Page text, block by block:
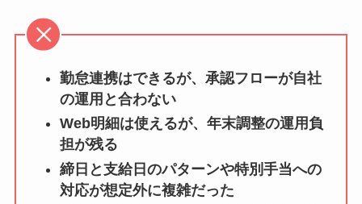
勤怠連携はできるが、承認フローが自社
の運用と合わない
Web明細は使えるが、年末調整の運用負
担が残る
締日と支給日のパターンや特別手当への
対応が想定外に複雑だった